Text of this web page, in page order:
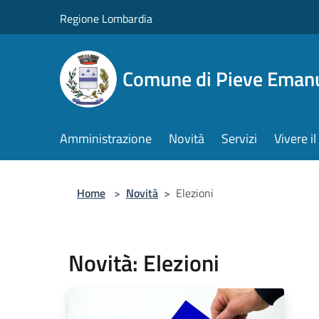
Regione Lombardia
Comune di Pieve
Amministrazione Novità Servizi Vivere
Home > Novità > Elezioni
Novità: Elezioni